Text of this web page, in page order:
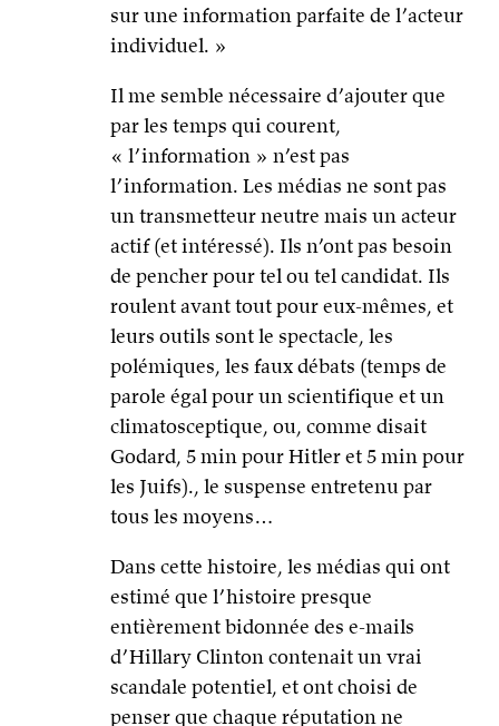
sur une information parfaite de l’acteur
individuel. »
Il me semble nécessaire d’ajouter que
par les temps qui courent,
« l’information » n’est pas
l’information. Les médias ne sont pas
un transmetteur neutre mais un acteur
actif (et intéressé). Ils n’ont pas besoin
de pencher pour tel ou tel candidat. Ils
roulent avant tout pour eux-mêmes, et
leurs outils sont le spectacle, les
polémiques, les faux débats (temps de
parole égal pour un scientifique et un
climatosceptique, ou, comme disait
Godard, 5 min pour Hitler et 5 min pour
les Juifs)., le suspense entretenu par
tous les moyens…
Dans cette histoire, les médias qui ont
estimé que l’histoire presque
entièrement bidonnée des e-mails
d’Hillary Clinton contenait un vrai
scandale potentiel, et ont choisi de
penser que chaque réputation ne